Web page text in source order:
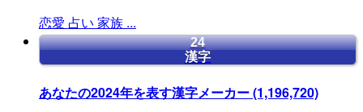
恋愛 占い 家族 ...
24
漢字
あなたの2024年を表す漢字メーカー(1,196,720)